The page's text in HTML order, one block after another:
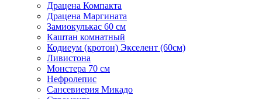
Драцена Компакта
Драцена Маргината
Замиокулькас 60 см
Каштан комнатный
Кодиеум (кротон) Экселент (60см)
Ливистона
Монстера 70 см
Нефролепис
Сансевиерия Микадо